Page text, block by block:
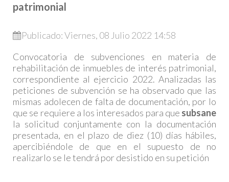
patrimonial
Publicado: Viernes, 08 Julio 2022 14:58
Convocatoria de subvenciones en materia de
rehabilitación de inmuebles de interés patrimonial,
correspondiente al ejercicio 2022. Analizadas las
peticiones de subvención se ha observado que las
mismas adolecen de falta de documentación, por lo
que se requiere a los interesados para que subsane
la solicitud conjuntamente con la documentación
presentada, en el plazo de diez (10) días hábiles,
apercibiéndole de que en el supuesto de no
realizarlo se le tendrá por desistido en su petición